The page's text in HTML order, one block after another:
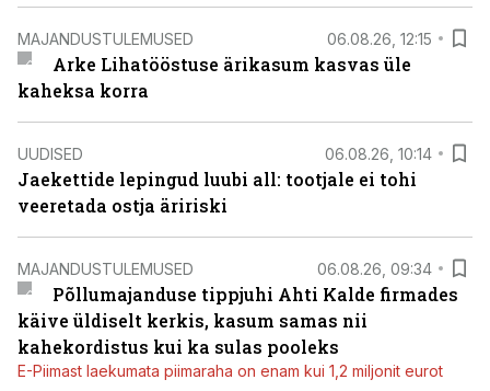
MAJANDUSTULEMUSED 06.08.26, 12:15
Arke Lihatööstuse ärikasum kasvas üle
kaheksa korra
UUDISED 06.08.26, 10:14
Jaekettide lepingud luubi all: tootjale ei tohi
veeretada ostja äririski
MAJANDUSTULEMUSED 06.08.26, 09:34
Põllumajanduse tippjuhi Ahti Kalde firmades
käive üldiselt kerkis, kasum samas nii
kahekordistus kui ka sulas pooleks
E-Piimast laekumata piimaraha on enam kui 1,2 miljonit eurot